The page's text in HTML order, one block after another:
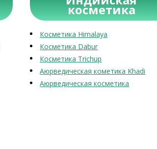
косметика
Косметика Himalaya
Косметика Dabur
Косметика Trichup
Аюрведическая кометика Khadi
Аюрведическая косметика